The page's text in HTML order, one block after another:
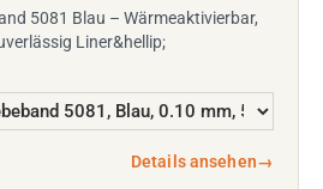
5081 Blau – Wärmeaktivierbar,
Liner&hellip;
Details ansehen→